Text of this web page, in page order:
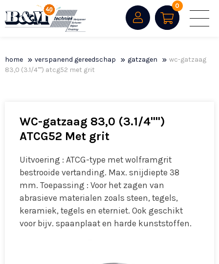
0
home verspanend gereedschap gatzagen
wc-gatzaag
83,0 (3.1/4"") atcg52 met grit
WC-gatzaag 83,0 (3.1/4"")
ATCG52 Met grit
Uitvoering : ATCG-type met wolframgrit
bestrooide vertanding. Max. snijdiepte 38
mm. Toepassing : Voor het zagen van
abrasieve materialen zoals steen, tegels,
keramiek, tegels en eterniet. Ook geschikt
voor bijv. spaanplaat en harde kunststoffen.